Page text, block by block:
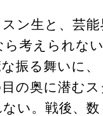
ン生と、芸
考えられな
振る舞いに
の奥に潜む
い。戦後、